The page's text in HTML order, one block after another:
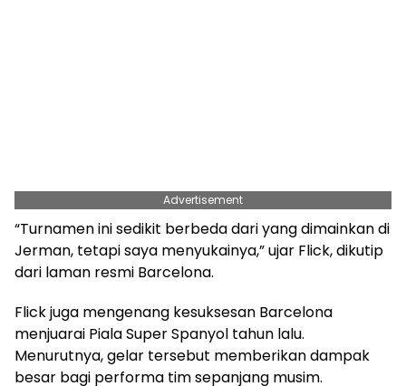
Advertisement
“Turnamen ini sedikit berbeda dari yang dimainkan di
Jerman, tetapi saya menyukainya,” ujar Flick, dikutip
dari laman resmi Barcelona.
Flick juga mengenang kesuksesan Barcelona
menjuarai Piala Super Spanyol tahun lalu.
Menurutnya, gelar tersebut memberikan dampak
besar bagi performa tim sepanjang musim.